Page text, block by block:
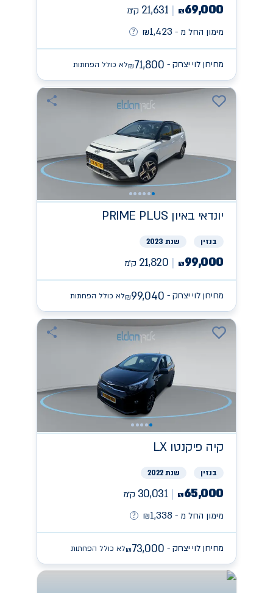
₪69,000
21,631 ק״מ
מימון החל מ -
₪1,423
מחירון לוי יצחק - ₪71,800 לא כולל הפחתות
יונדאי PRIME PLUS באיון
בנזין שנת 2023
₪99,000
21,820 ק״מ
מחירון לוי יצחק - ₪99,040 לא כולל הפחתות
קיה פיקנטו LX
בנזין שנת 2022
₪65,000
30,031 ק״מ
מימון החל מ -
₪1,338
מחירון לוי יצחק - ₪73,000 לא כולל הפחתות